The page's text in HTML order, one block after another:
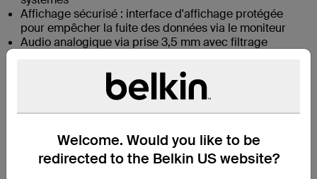
Welcome. Would you like to be
redirected to the Belkin US website?
Affichage sécurisé : interface d'affichage protégée
pour empêcher la fuite des données via le moniteur
Audio analogique via prise 3,5 mm avec filtrage
Gestion des périphériques : détection des
périphériques USB pour empêcher toute utilisation
non autorisée de ces derniers
Protection anti-altération active et étiquetage
fournissant une indication visuelle et empêchant les
altérations